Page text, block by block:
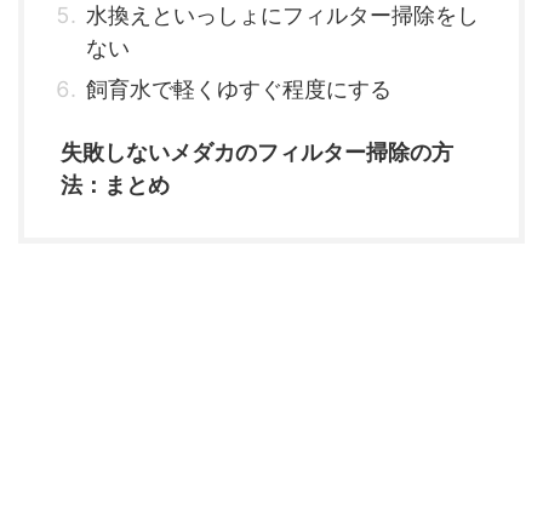
水換えといっしょにフィルター掃除をし
ない
飼育水で軽くゆすぐ程度にする
失敗しないメダカのフィルター掃除の方
法：まとめ